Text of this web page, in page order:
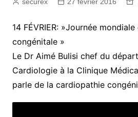
14 FÉVRIER: »Journée
congénitale »
Le Dr Aimé Bulisi chef du
Cardiologie à la Clinique
parle de la cardiopathie